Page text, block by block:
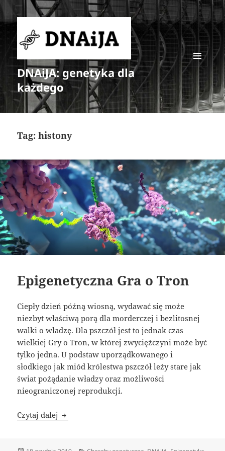
DNAiJA: genetyka dla
każdego
MENU
WIDGETY
Tag:histony
Epigenetyczna Gra o Tron
Ciepły dzień późną wiosną, wydawać się może
niezbyt właściwą porą dla morderczej i bezlitosnej
walki o władzę. Dla pszczół jest to jednak czas
wielkiej Gry o Tron, w której zwyciężczyni może być
tylko jedna. U podstaw uporządkowanego i
słodkiego jak miód królestwa pszczół leży stare jak
świat pożądanie władzy oraz możliwości
nieograniczonej reprodukcji.
Czytaj dalej Epigenetyczna Gra o Tron